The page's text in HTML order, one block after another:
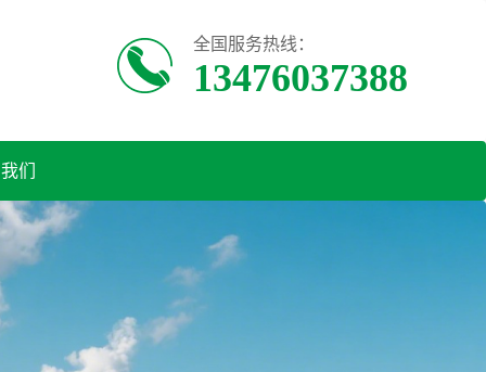
全国服务热线：
13476037388
们